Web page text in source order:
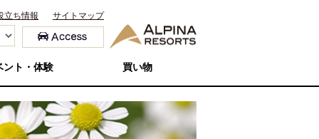
立ち情報 サイトマップ
ント・体験 買い物